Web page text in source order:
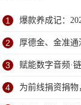
1 爆款养成记：
2 厚德金、金准
3 赋能数字音频·
频产业展6月深
4 为前线捐资捐物